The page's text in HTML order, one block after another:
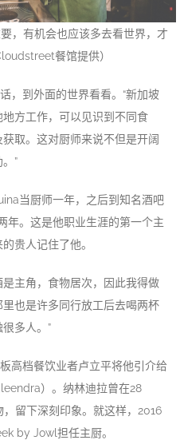
，有机会也应该多去看世界，才
餐馆提供）
，到外面的世界看看。“新加坡
方工作，可以见识到不同食
取。这对厨师来说不但是开阔
”
当厨师一年，之后到知名酒吧
。这是他职业生涯的第一个主
贵人记住了他。
主角，食物居次，因此我得做
也是许多同行放工后去喝两杯
多人。”
高档餐饮业者卢立平将他引介给
）。纳林迪拉曾在28
留下深刻印象。就这样，2016
by Jowl担任主厨。